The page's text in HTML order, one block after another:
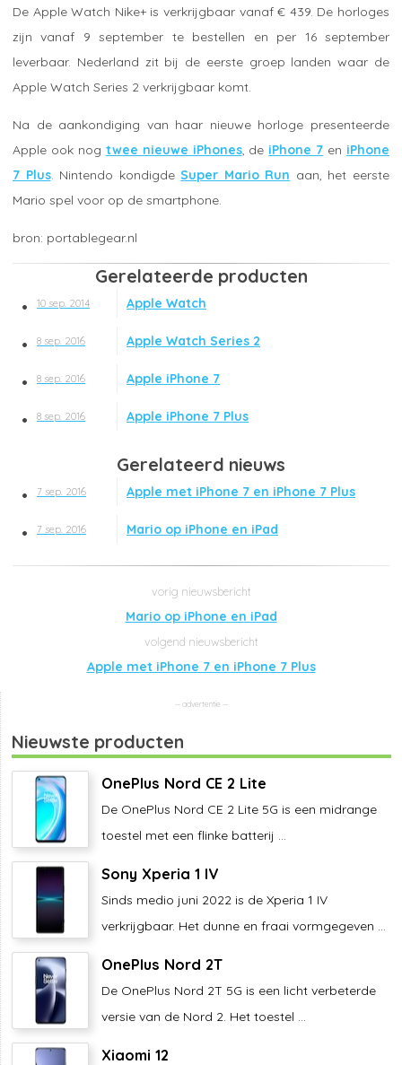
De Apple Watch Nike+ is verkrijgbaar vanaf € 439. De horloges
zijn vanaf 9 september te bestellen en per 16 september
leverbaar. Nederland zit bij de eerste groep landen waar de
Apple Watch Series 2 verkrijgbaar komt.
Na de aankondiging van haar nieuwe horloge presenteerde
Apple ook nog twee nieuwe iPhones, de iPhone 7 en iPhone
7 Plus. Nintendo kondigdeSuper Mario Run aan, het eerste
Mario spel voor op de smartphone.
portablegear.nl
Gerelateerde producten
10 sep. 2014 Apple Watch
8 sep. 2016 Apple Watch Series 2
8 sep. 2016 Apple iPhone 7
8 sep. 2016 Apple iPhone 7 Plus
Gerelateerd nieuws
7 sep. 2016 Apple met iPhone 7 en iPhone 7 Plus
7 sep. 2016 Mario op iPhone en iPad
Mario op iPhone en iPad
Apple met iPhone 7 en iPhone 7 Plus
Nieuwste producten
OnePlus Nord CE 2 Lite
De OnePlus Nord CE 2 Lite 5G is een midrange
toestel met een flinke batterij ...
Sony Xperia 1 IV
Sinds medio juni 2022 is de Xperia 1 IV
verkrijgbaar. Het dunne en fraai vormgegeven ...
OnePlus Nord 2T
De OnePlus Nord 2T 5G is een licht verbeterde
versie van de Nord 2. Het toestel ...
Xiaomi 12